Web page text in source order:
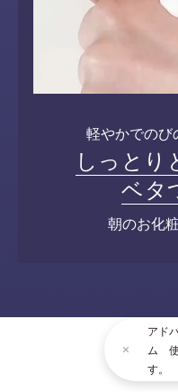
軽やかでのび
しっとり
ベタ
朝のお化
アド
ム 使
す。